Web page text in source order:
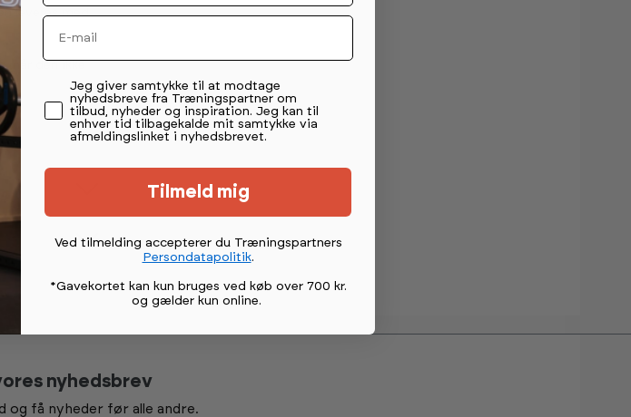
leveres med
når den ikke
nyhedsbrev
og få nyheder før alle andre.
Email
Permission tekst
Jeg giver samtykke til at modtage
nyhedsbreve fra Træningspartner om
tilbud, nyheder og inspiration. Jeg kan til
enhver tid tilbagekalde mit samtykke via
afmeldingslinket i nyhedsbrevet.
Tilmeld mig
Ved tilmelding accepterer du Træningspartners
Persondatapolitik.
*Gavekortet kan kun bruges ved køb over 700 kr.
og gælder kun online.